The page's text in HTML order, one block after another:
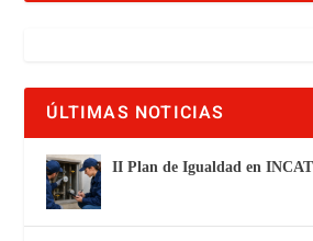
ÚLTIMAS NOTICIAS
II Plan de Igualdad en